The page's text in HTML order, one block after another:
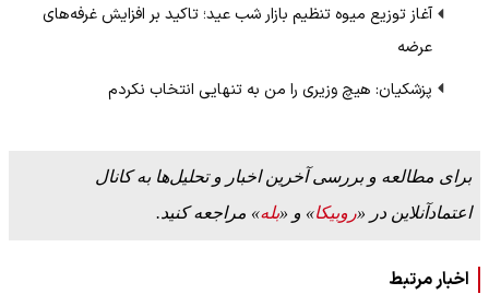
آغاز توزیع میوه تنظیم بازار شب عید؛ تاکید بر افزایش غرفه‌های
عرضه
پزشکیان: هیچ وزیری را من به تنهایی انتخاب نکردم
برای مطالعه و بررسی آخرین اخبار و تحلیل‌ها به کانال
اعتمادآنلاین در «روبیکا» و «بله» مراجعه کنید.
اخبار مرتبط